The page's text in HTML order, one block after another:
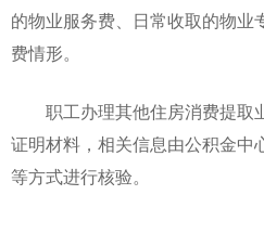
的物业服务费、日常收取的物业
费情形。
职工办理其他住房消费提取
证明材料，相关信息由公积金中
等方式进行核验。